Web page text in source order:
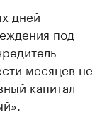
дней
под
месяцев не
капитал